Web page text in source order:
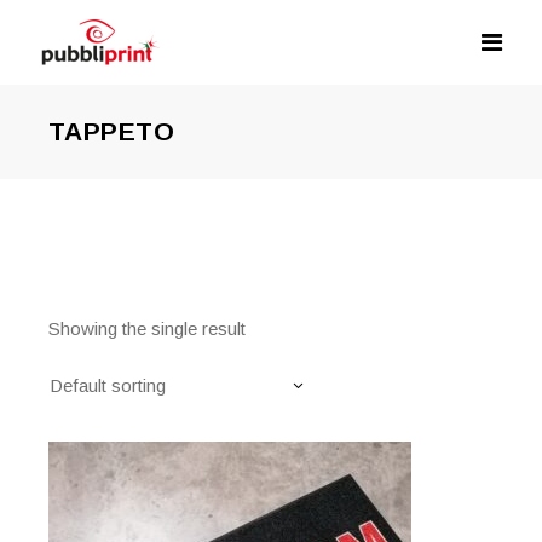
TAPPETO
Showing the single result
Default sorting